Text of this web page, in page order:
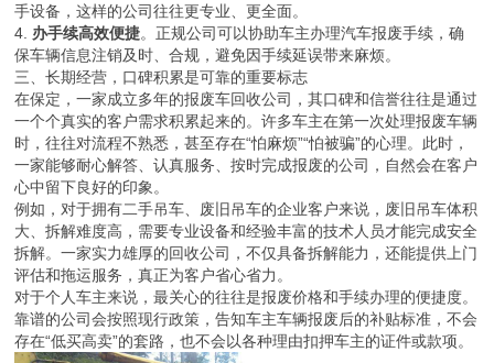
手设备，这样的公司往往更专业、更全面。
4. 办手续高效便捷。正规公司可以协助车主办理汽车报废手续，确
保车辆信息注销及时、合规，避免因手续延误带来麻烦。
三、长期经营，口碑积累是可靠的重要标志
在保定，一家成立多年的报废车回收公司，其口碑和信誉往往是通过
一个个真实的客户需求积累起来的。许多车主在第一次处理报废车辆
时，往往对流程不熟悉，甚至存在“怕麻烦”“怕被骗”的心理。此时，
一家能够耐心解答、认真服务、按时完成报废的公司，自然会在客户
心中留下良好的印象。
例如，对于拥有二手吊车、废旧吊车的企业客户来说，废旧吊车体积
大、拆解难度高，需要专业设备和经验丰富的技术人员才能完成安全
拆解。一家实力雄厚的回收公司，不仅具备拆解能力，还能提供上门
评估和拖运服务，真正为客户省心省力。
对于个人车主来说，最关心的往往是报废价格和手续办理的便捷度。
靠谱的公司会按照现行政策，告知车主车辆报废后的补贴标准，不会
存在“低买高卖”的套路，也不会以各种理由扣押车主的证件或款项。